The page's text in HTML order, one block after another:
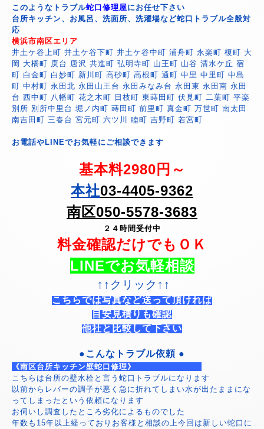
このようなトラブル蛇口修理屋にお任せ下さい
台所キッチン、お風呂、洗面所、洗濯場など蛇口トラブル全般対
応
横浜市南区エリア
井土ケ谷上町 井土ケ谷下町 井土ケ谷中町 浦舟町 永楽町 榎町 大
岡 大橋町 庚台 唐沢 共進町 弘明寺町 山王町 山谷 清水ケ丘 宿
町 白金町 白妙町 新川町 高砂町 高根町 通町 中里 中里町 中島
町 中村町 永田北 永田山王台 永田みなみ台 永田東 永田南 永田
台 西中町 八幡町 花之木町 日枝町 東蒔田町 伏見町 二葉町 平楽
別所 別所中里台 堀ノ内町 蒔田町 前里町 真金町 万世町 南太田
南吉田町 三春台 宮元町 六ツ川 睦町 吉野町 若宮町
お電話やLINEでお気軽にご相談できます
基本料2980円～
本社03-4405-9362
南区050-5578-3683
２４時間受付中
料金確認だけでもＯＫ
LINEでお気軽相談
↑↑クリック↑↑
こちらでは写真など送って頂ければ
目安見積りも確認
他社と比較して下さい
●こんなトラブル依頼 ●
《南区台所キッチン壁蛇口修理》
こちらは台所の壁水栓と言う蛇口トラブルになります
以前からレバーの調子が悪く急に折れてしまい水が出たままにな
ってしまったという依頼になります
お伺いし調査したところ劣化によるものでした
年数も15年以上経っておりお客様と相談の上今回は新しい蛇口に